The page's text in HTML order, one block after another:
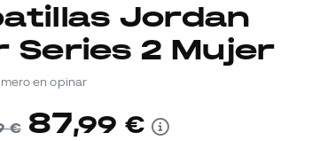
Series 2 Mujer
en opinar
€ 87,99 €